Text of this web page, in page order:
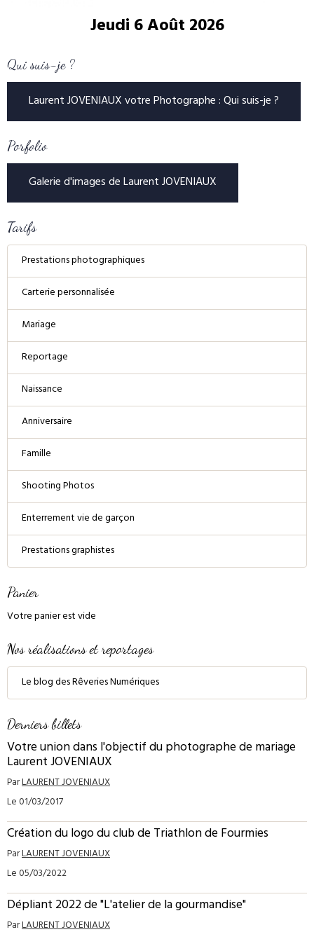
Jeudi 6 Août 2026
Qui suis-je ?
Laurent JOVENIAUX votre Photographe : Qui suis-je ?
Porfolio
Galerie d'images de Laurent JOVENIAUX
Tarifs
Prestations photographiques
Carterie personnalisée
Mariage
Reportage
Naissance
Anniversaire
Famille
Shooting Photos
Enterrement vie de garçon
Prestations graphistes
Panier
Votre panier est vide
Nos réalisations et reportages
Le blog des Rêveries Numériques
Derniers billets
Votre union dans l'objectif du photographe de mariage
Laurent JOVENIAUX
ParLAURENT JOVENIAUX
Le 01/03/2017
Création du logo du club de Triathlon de Fourmies
ParLAURENT JOVENIAUX
Le 05/03/2022
Dépliant 2022 de "L'atelier de la gourmandise"
ParLAURENT JOVENIAUX